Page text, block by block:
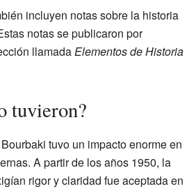
incluyen notas sobre la historia
notas se publicaron por
llamada Elementos de Historia
tuvieron?
tuvo un impacto enorme en
A partir de los años 1950, la
rigor y claridad fue aceptada en